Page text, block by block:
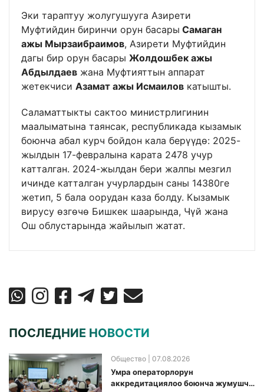
Эки тараптуу жолугушууга Азирети
Муфтийдин биринчи орун басары Самаган
ажы Мырзаибраимов, Азирети Муфтийдин
дагы бир орун басары Жолдошбек ажы
Абдылдаев жана Муфтияттын аппарат
жетекчиси Азамат ажы Исмаилов катышты.
Саламаттыкты сактоо министрлигинин
маалыматына таянсак, республикада кызамык
боюнча абал курч бойдон кала берүүдө: 2025-
жылдын 17-февралына карата 2478 учур
катталган. 2024-жылдан бери жалпы мезгил
ичинде катталган учурлардын саны 14380ге
жетип, 5 бала оорудан каза болду. Кызамык
вирусу өзгөчө Бишкек шаарында, Чүй жана
Ош облустарында жайылып жатат.
ПОСЛЕДНИЕ НОВОСТИ
Общество | 07.08.2026
Умра операторлорун
аккредитациялоо боюнча жумушчу